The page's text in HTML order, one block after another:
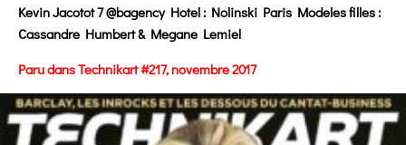
Kevin Jacotot 7 @bagency Hotel : Nolinski Paris Modeles filles :
Cassandre Humbert & Megane Lemiel
Paru dans Technikart #217, novembre 2017